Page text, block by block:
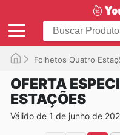
Folhetos Quatro
OFERTA
ESTAÇÕES
Válido de 1 de junho de